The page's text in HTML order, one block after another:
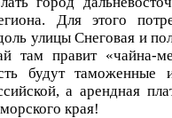
Для этого
улицы Снеговая и
там правит «чайна-
будут таможенные
а арендная
края!